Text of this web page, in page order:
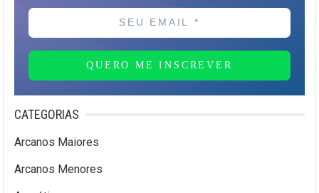
QUERO ME INSCREVER
CATEGORIAS
Arcanos Maiores
Arcanos Menores